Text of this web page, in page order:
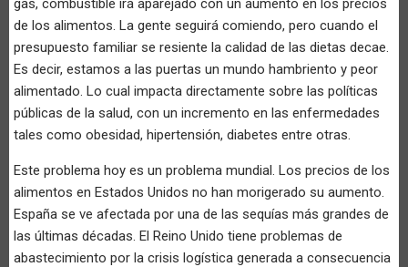
gas, combustible irá aparejado con un aumento en los precios
de los alimentos. La gente seguirá comiendo, pero cuando el
presupuesto familiar se resiente la calidad de las dietas decae.
Es decir, estamos a las puertas un mundo hambriento y peor
alimentado. Lo cual impacta directamente sobre las políticas
públicas de la salud, con un incremento en las enfermedades
tales como obesidad, hipertensión, diabetes entre otras.
Este problema hoy es un problema mundial. Los precios de los
alimentos en Estados Unidos no han morigerado su aumento.
España se ve afectada por una de las sequías más grandes de
las últimas décadas. El Reino Unido tiene problemas de
abastecimiento por la crisis logística generada a consecuencia